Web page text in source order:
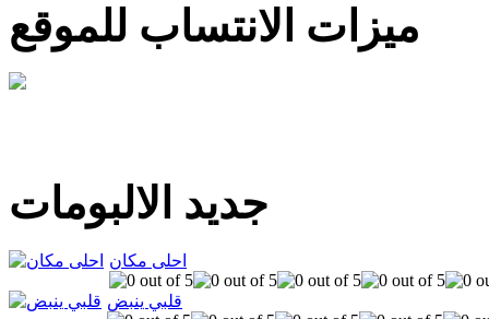
ميزات الانتساب للموقع
جديد الالبومات
احلى مكان
قلبي ينبض